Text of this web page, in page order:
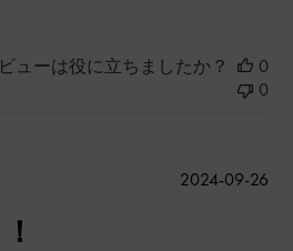
ューは役に立ちましたか？
0
0
公
2024-09-26